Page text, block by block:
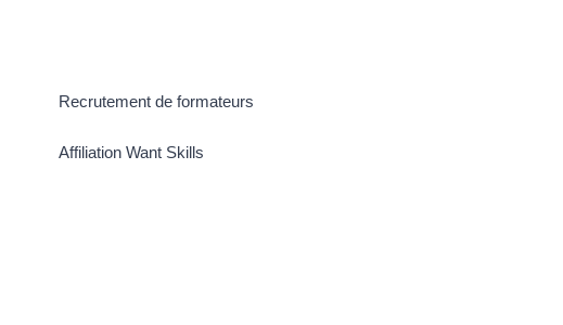
Recrutement de formateurs
Affiliation Want Skills